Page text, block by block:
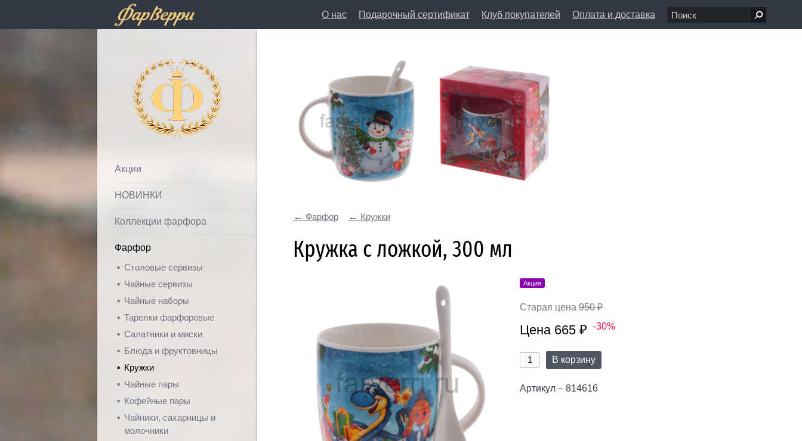
О нас Подарочный сертификат Клуб покупателей Оплата и доставка
197198, Санкт-Петербург, Большая Пушкарская ул., д. 1/8
Фарфолле
Акции
НОВИНКИ
Коллекции фарфора
Фарфор
Столовые сервизы
Чайные сервизы
Чайные наборы
Тарелки фарфоровые
Салатники и миски
Блюда и фруктовницы
Кружки
Чайные пары
Кофейные пары
Чайники, сахарницы и
молочники
Фарфор Кружки
Кружка с ложкой, 300 мл
Акция
Старая цена 950 ₽
Цена 665 ₽ -30%
В корзину
Артикул – 814616